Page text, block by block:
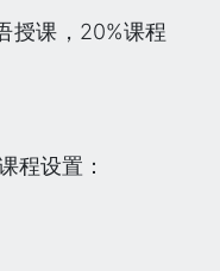
授课，20%课程
程设置：